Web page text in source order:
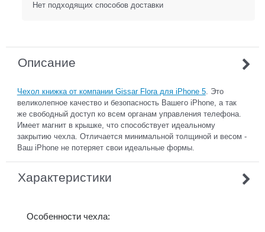
Нет подходящих способов доставки
Описание
Чехол книжка от компании Gissar Flora для iPhone 5. Это
великолепное качество и безопасность Вашего iPhone, а так
же свободный доступ ко всем органам управления телефона.
Имеет магнит в крышке, что способствует идеальному
закрытию чехла. Отличается минимальной толщиной и весом -
Ваш iPhone не потеряет свои идеальные формы.
Характеристики
Особенности чехла: